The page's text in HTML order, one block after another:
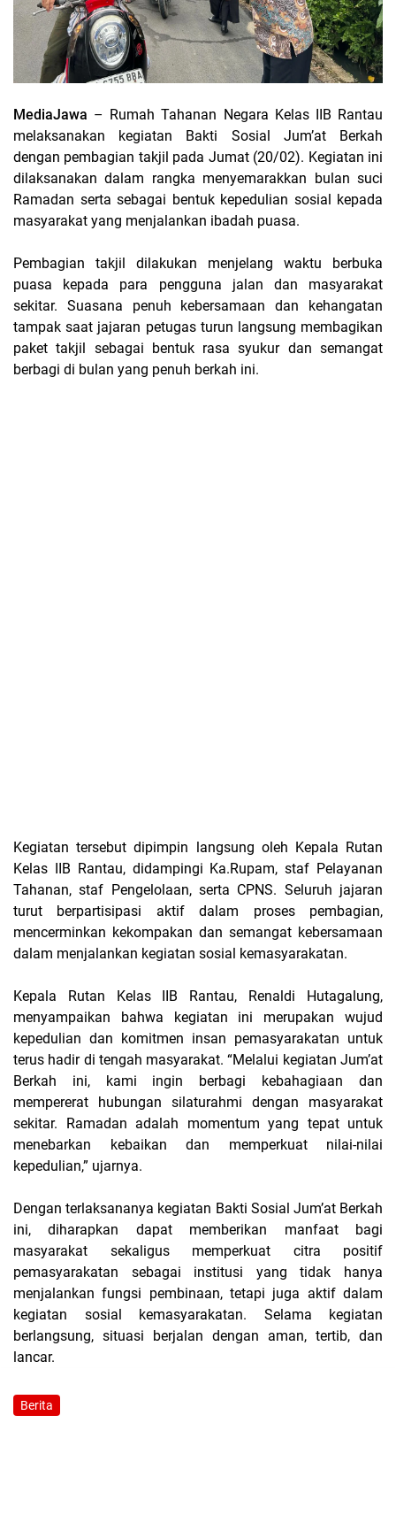
MediaJawa – Rumah Tahanan Negara Kelas IIB Rantau
melaksanakan kegiatan Bakti Sosial Jum’at Berkah
dengan pembagian takjil pada Jumat (20/02). Kegiatan ini
dilaksanakan dalam rangka menyemarakkan bulan suci
Ramadan serta sebagai bentuk kepedulian sosial kepada
masyarakat yang menjalankan ibadah puasa.
Pembagian takjil dilakukan menjelang waktu berbuka
puasa kepada para pengguna jalan dan masyarakat
sekitar. Suasana penuh kebersamaan dan kehangatan
tampak saat jajaran petugas turun langsung membagikan
paket takjil sebagai bentuk rasa syukur dan semangat
berbagi di bulan yang penuh berkah ini.
Kegiatan tersebut dipimpin langsung oleh Kepala Rutan
Kelas IIB Rantau, didampingi Ka.Rupam, staf Pelayanan
Tahanan, staf Pengelolaan, serta CPNS. Seluruh jajaran
turut berpartisipasi aktif dalam proses pembagian,
mencerminkan kekompakan dan semangat kebersamaan
dalam menjalankan kegiatan sosial kemasyarakatan.
Kepala Rutan Kelas IIB Rantau, Renaldi Hutagalung,
menyampaikan bahwa kegiatan ini merupakan wujud
kepedulian dan komitmen insan pemasyarakatan untuk
terus hadir di tengah masyarakat. “Melalui kegiatan Jum’at
Berkah ini, kami ingin berbagi kebahagiaan dan
mempererat hubungan silaturahmi dengan masyarakat
sekitar. Ramadan adalah momentum yang tepat untuk
menebarkan kebaikan dan memperkuat nilai-nilai
kepedulian,” ujarnya.
Dengan terlaksananya kegiatan Bakti Sosial Jum’at Berkah
ini, diharapkan dapat memberikan manfaat bagi
masyarakat sekaligus memperkuat citra positif
pemasyarakatan sebagai institusi yang tidak hanya
menjalankan fungsi pembinaan, tetapi juga aktif dalam
kegiatan sosial kemasyarakatan. Selama kegiatan
berlangsung, situasi berjalan dengan aman, tertib, dan
lancar.
Berita